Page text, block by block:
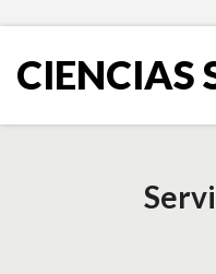
CIENCIAS